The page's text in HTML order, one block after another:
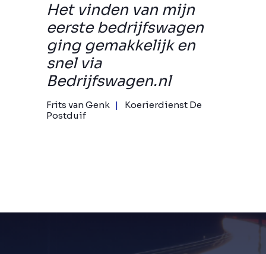
Het vinden van mijn
eerste bedrijfswagen
ging gemakkelijk en
snel via
Bedrijfswagen.nl
Frits van Genk
Koerierdienst De
Postduif